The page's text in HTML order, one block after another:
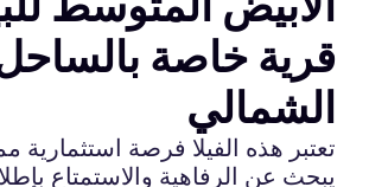
قرية خاصة
الشمالي
تعتبر هذه الفيلا فرصة استثمارية
يبحث عن الرفاهية والاستمتاع